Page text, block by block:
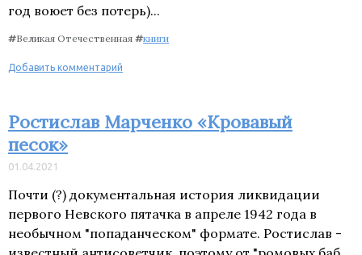
год воюет без потерь)...
#Великая Отечественная #книги
Добавить комментарий
Ростислав Марченко «Кровавый
песок»
01.04.2021
Почти (?) документальная история ликвидации
первого Невского пятачка в апреле 1942 года в
необычном "попаданческом" формате. Ростислав -